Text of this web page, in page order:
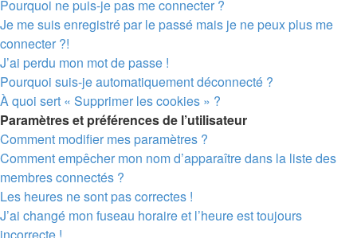
Pourquoi ne puis-je pas me connecter ?
Je me suis enregistré par le passé mais je ne peux plus me
connecter ?!
J’ai perdu mon mot de passe !
Pourquoi suis-je automatiquement déconnecté ?
À quoi sert « Supprimer les cookies » ?
Paramètres et préférences de l’utilisateur
Comment modifier mes paramètres ?
Comment empêcher mon nom d’apparaître dans la liste des
membres connectés ?
Les heures ne sont pas correctes !
J’ai changé mon fuseau horaire et l’heure est toujours